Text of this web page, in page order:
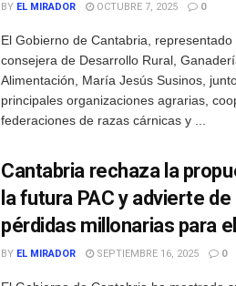
BY EL MIRADOR OCTUBRE 7, 2025 0
El Gobierno de Cantabria, representado
consejera de Desarrollo Rural,
Alimentación, María Jesús Susinos,
principales organizaciones agrarias,
federaciones de razas cárnicas y ...
Cantabria rechaza la
la futura PAC y advierte de
pérdidas millonarias para
BY EL MIRADOR SEPTIEMBRE 16, 2025 0